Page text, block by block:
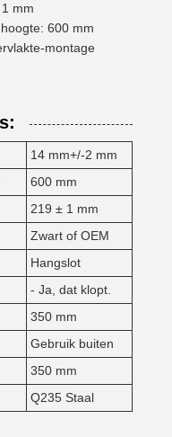
mm
600 mm
montage
14 mm+/-2 mm
600 mm
219 ± 1 mm
Zwart of OEM
Hangslot
- Ja, dat klopt.
350 mm
Gebruik buiten
350 mm
Q235 Staal